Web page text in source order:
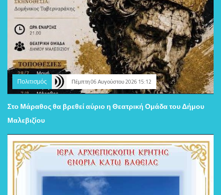
Πολιτισμός Πέμπτη 06 Αυγούστου 2026 15:12
Στο Μάραθος θα βρεθεί αύριο η Θεατρική Ομάδα του Δήμου
Μαλεβιζίου